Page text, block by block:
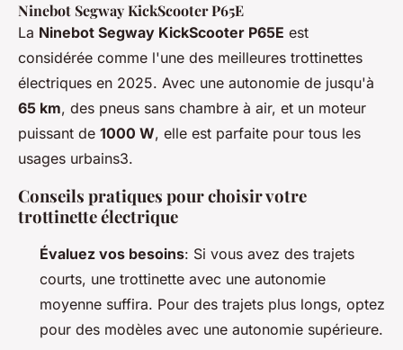
Ninebot Segway KickScooter P65E
La Ninebot Segway KickScooter P65E est
considérée comme l'une des meilleures trottinettes
électriques en 2025. Avec une autonomie de jusqu'à
65 km, des pneus sans chambre à air, et un moteur
puissant de 1000 W, elle est parfaite pour tous les
usages urbains3.
Conseils pratiques pour choisir votre
trottinette électrique
Évaluez vos besoins: Si vous avez des trajets
courts, une trottinette avec une autonomie
moyenne suffira. Pour des trajets plus longs, optez
pour des modèles avec une autonomie supérieure.